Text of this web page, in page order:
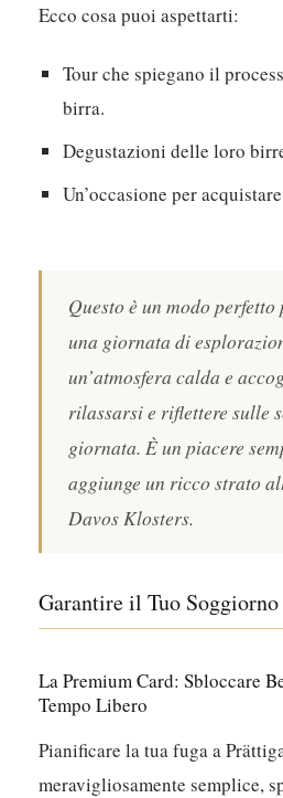
Ecco cosa puoi aspettarti:
Tour che spiegano il
birra.
Degustazioni delle loro
Un’occasione per
Questo è un modo
una giornata di
un’atmosfera calda e
rilassarsi e riflettere sulle
giornata. È un piacere
aggiunge un ricco strato
Davos Klosters.
Garantire il Tuo
La Premium Card: Sbloccare
Tempo Libero
Pianificare la tua fuga a
meravigliosamente semplice,